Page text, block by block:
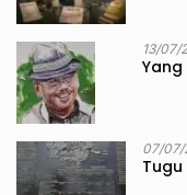
13/07/
07/07/